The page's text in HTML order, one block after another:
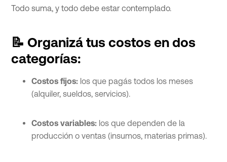
Todo suma, y todo debe estar contemplado.
📝 Organizá tus costos en dos
categorías:
Costos fijos: los que pagás todos los meses
(alquiler, sueldos, servicios).
Costos variables: los que dependen de la
producción o ventas (insumos, materias primas).